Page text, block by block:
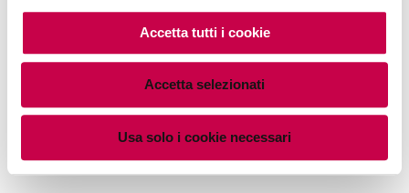
Accetta tutti i cookie
Accetta selezionati
Usa solo i cookie necessari